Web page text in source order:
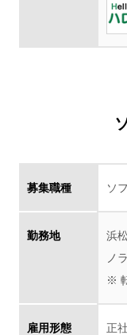
募集職種 ソ
勤務地
浜
ノ
※
雇用形態 正